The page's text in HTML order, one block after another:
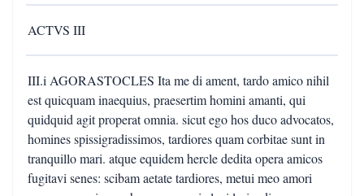
ACTVS III
III.i AGORASTOCLES Ita me di ament, tardo amico nihil
est quicquam inaequius, praesertim homini amanti, qui
quidquid agit properat omnia. sicut ego hos duco advocatos,
homines spissigradissimos, tardiores quam corbitae sunt in
tranquillo mari. atque equidem hercle dedita opera amicos
fugitavi senes: scibam aetate tardiores, metui meo amori